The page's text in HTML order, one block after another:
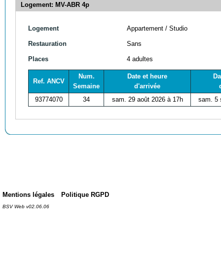
Logement: MV-ABR 4p
Logement Appartement / Studio
Restauration Sans
Places 4 adultes
Ref. ANCV
Num.
Semaine
Date et heure
d'arrivée
93774070
34 sam. 29 août 2026 à 17h sam. 5
Mentions légales Politique RGPD
BSV Web v02.06.06